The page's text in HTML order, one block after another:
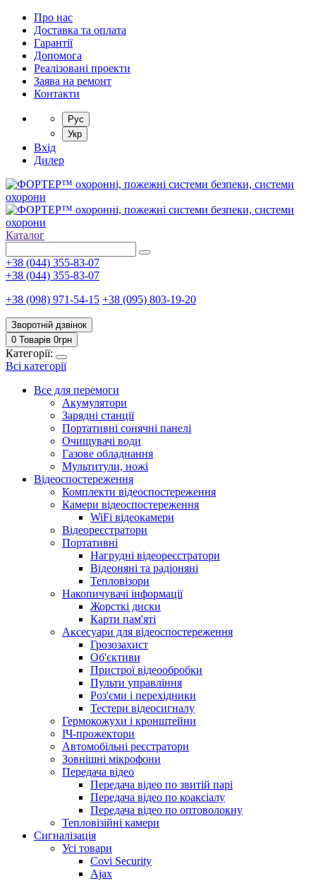
Про нас
Доставка та оплата
Гарантії
Допомога
Реалізовані проекти
Заява на ремонт
Контакти
Рус
Укр
Вхід
Дилер
Каталог
+38 (044) 355-83-07
+38 (044) 355-83-07
+38 (098) 971-54-15 +38 (095) 803-19-20
Зворотній дзвінок
0 Товарів 0грн
Категорії:
Всі категорії
Все для перемоги
Акумулятори
Зарядні станції
Портативні сонячні панелі
Очищувачі води
Газове обладнання
Мультитули, ножі
Відеоспостереження
Комплекти відеоспостереження
Камери відеоспостереження
WiFi відеокамери
Відеореєстратори
Портативні
Нагрудні відеореєстратори
Відеоняні та радіоняні
Тепловізори
Накопичувачі інформації
Жорсткі диски
Карти пам'яті
Аксесуари для відеоспостереження
Грозозахист
Об'єктиви
Пристрої відеообробки
Пульти управління
Роз'єми і перехідники
Тестери відеосигналу
Гермокожухи і кронштейни
ІЧ-прожектори
Автомобільні реєстратори
Зовнішні мікрофони
Передача відео
Передача відео по звитій парі
Передача відео по коаксіалу
Передача відео по оптоволокну
Тепловізійні камери
Cигналізація
Усі товари
Covi Security
Ajax